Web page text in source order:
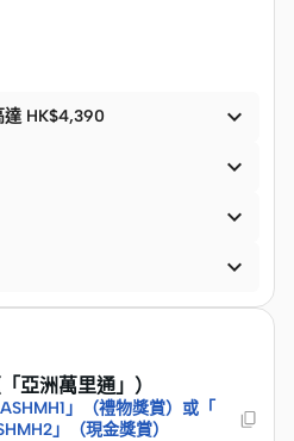
達 HK$4,390 



亞洲萬里通」）
」（禮物獎賞）或「
」（現金獎賞）